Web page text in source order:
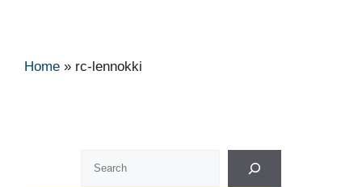
Home » rc-lennokki